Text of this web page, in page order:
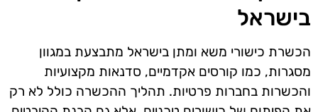
בישראל
הכשרת כישורי משא ומתן בישראל מתבצעת במגוון
מסגרות, כמו קורסים אקדמיים, סדנאות מקצועיות
והכשרות בחברות פרטיות. תהליך ההכשרה כולל לא רק